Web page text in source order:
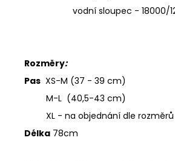
vodní sloupec - 18000/
Rozměry:
Pas XS-M (37 - 39 cm)
M-L (40,5-43 cm)
XL - na objednání dle rozměrů
Délka 78cm